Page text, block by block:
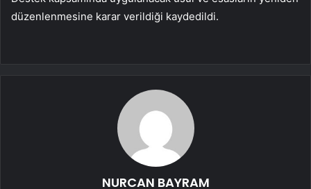
düzenlenmesine karar verildiği kaydedildi.
NURCAN BAYRAM